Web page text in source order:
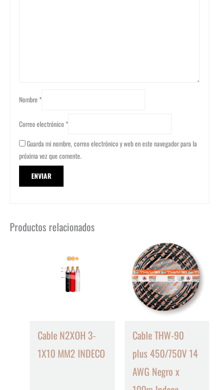
Nombre *
Correo electrónico*
Guarda mi nombre, correo electrónico y web en este navegador para la
próxima vez que comente.
Productos relacionados
Cable N2XOH 3-
1X10 MM2 INDECO
Cable THW-90
plus 450/750V 14
AWG Negro x